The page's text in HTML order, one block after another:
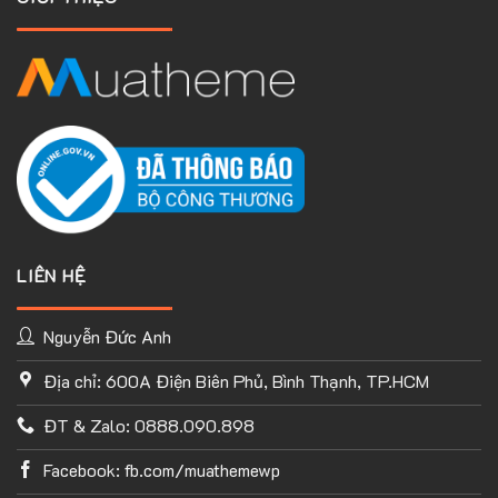
TÙY CHỈNH WEBSITE THEO PHONG CÁCH CỦA BẠN
Với thư viện ứng dụng khổng lồ và UX Builder, bạn có thể tự
tay thiết kế website của mình tùy ý mà không cần đến khả
năng coding. Chỉ cần hình dung ra ý tưởng của mình và
LIÊN HỆ
Nguyễn Đức Anh
Địa chỉ: 600A Điện Biên Phủ, Bình Thạnh, TP.HCM
ĐT & Zalo: 0888.090.898
Facebook: fb.com/muathemewp